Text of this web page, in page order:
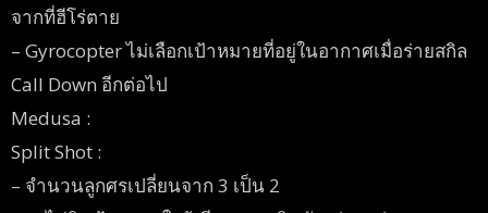
จากที่ฮีโร่ตาย
– Gyrocopter ไม่เลือกเป้าหมายที่อยู่ในอากาศเมื่อร่ายสกิล
Call Down อีกต่อไป
Medusa :
Split Shot :
– จำนวนลูกศรเปลี่ยนจาก 3 เป็น 2